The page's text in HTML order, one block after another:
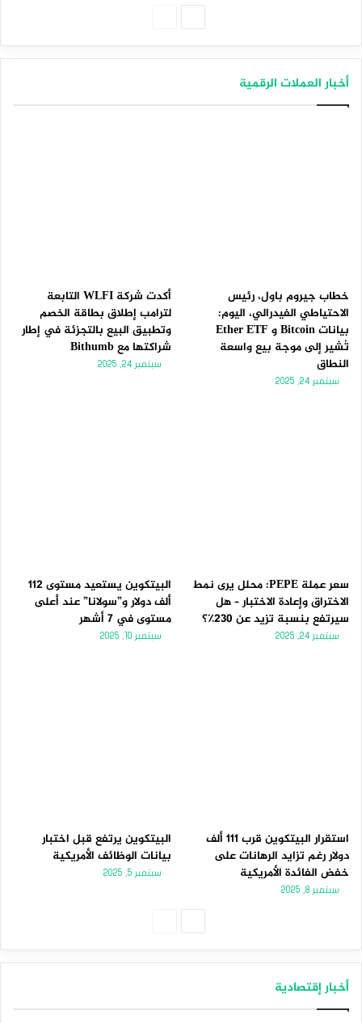
أخبار العملات الرقمية
خطاب جيروم باول، رئيس
الاحتياطي الفيدرالي، اليوم:
بيانات Bitcoin و Ether ETF
تُشير إلى موجة بيع واسعة
النطاق
سبتمبر 24, 2025
أكدت شركة WLFI التابعة
لترامب إطلاق بطاقة الخصم
وتطبيق البيع بالتجزئة في إطار
شراكتها مع Bithumb
سبتمبر 24, 2025
سعر عملة PEPE: محلل يرى نمط
الاختراق وإعادة الاختبار – هل
سيرتفع بنسبة تزيد عن 230٪؟
سبتمبر 24, 2025
البيتكوين يستعيد مستوى 112
ألف دولار و”سولانا” عند أعلى
مستوى في 7 أشهر
سبتمبر 10, 2025
استقرار البيتكوين قرب 111 ألف
دولار رغم تزايد الرهانات على
خفض الفائدة الأمريكية
سبتمبر 8, 2025
البيتكوين يرتفع قبل اختبار
بيانات الوظائف الأمريكية
سبتمبر 5, 2025
أخبار إقتصادية